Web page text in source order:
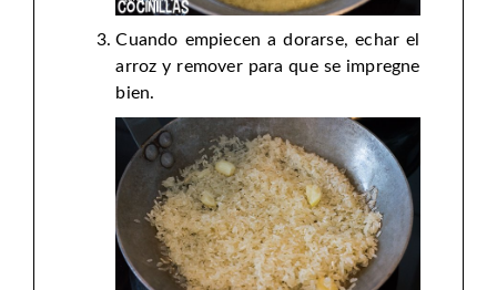
Cuando empiecen a dorarse, echar el
arroz y remover para que se impregne
bien.